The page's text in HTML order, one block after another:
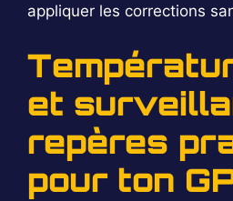
appliquer les corrections
et
repères
pour ton